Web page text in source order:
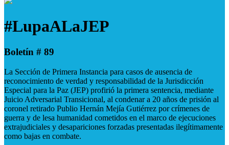
#LupaALaJEP
Boletín # 89
La Sección de Primera Instancia para casos de ausencia de
reconocimiento de verdad y responsabilidad de la Jurisdicción
Especial para la Paz (JEP) profirió la primera sentencia, mediante
Juicio Adversarial Transicional, al condenar a 20 años de prisión al
coronel retirado Publio Hernán Mejía Gutiérrez por crímenes de
guerra y de lesa humanidad cometidos en el marco de ejecuciones
extrajudiciales y desapariciones forzadas presentadas ilegítimamente
como bajas en combate.